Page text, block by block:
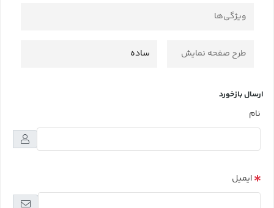
ویژگی‌ها
طرح صفحه نمایش ساده
ارسال بازخورد
نام
ایمیل